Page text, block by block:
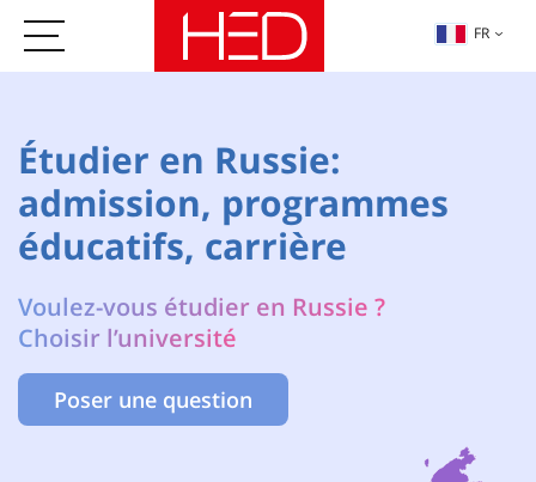
FR
Étudier en Russie:
admission, programmes
éducatifs, carrière
Voulez-vous étudier en Russie ?
Choisir l’université
Poser une question